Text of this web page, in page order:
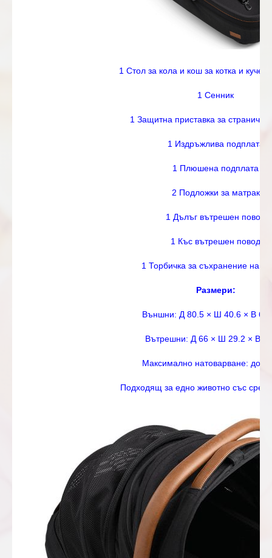
1 Стол за кола и кош за котка и куче
1 Сенник
1 Защитна приставка за
1 Издръжлива подплата
1 Плюшена подплата
2 Подложки за матрак
1 Дълъг вътрешен повод
1 Къс вътрешен повод
1 Торбичка за съхранение на
Размери:
Външни: Д 80.5 × Ш 40.6 × В
Вътрешни: Д 66 × Ш 29.2 × В
Максимално натоварване: до
Подходящ за едно животно със